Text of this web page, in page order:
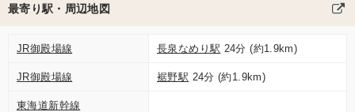
最寄り駅・周辺地図
JR御殿場線 長泉なめり駅 24分 (約1.9km)
JR御殿場線 裾野駅 24分 (約1.9km)
東海道新幹線